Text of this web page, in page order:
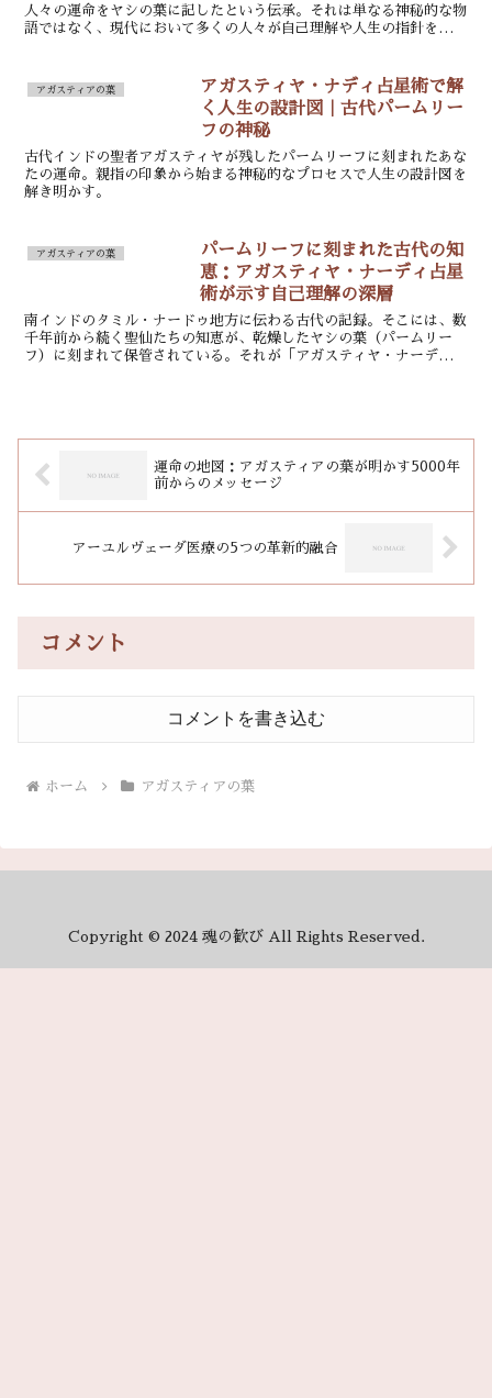
人々の運命をヤシの葉に記したという伝承。それは単なる神秘的な物
語ではなく、現代において多くの人々が自己理解や人生の指針を求め
アガスティアの葉
アガスティヤ・ナディ占星術で解
く人生の設計図｜古代パームリー
フの神秘
古代インドの聖者アガスティヤが残したパームリーフに刻まれたあな
たの運命。親指の印象から始まる神秘的なプロセスで人生の設計図を
解き明かす。
アガスティアの葉
パームリーフに刻まれた古代の知
恵：アガスティヤ・ナーディ占星
術が示す自己理解の深層
南インドのタミル・ナードゥ地方に伝わる古代の記録。そこには、数
千年前から続く聖仙たちの知恵が、乾燥したヤシの葉（パームリー
フ）に刻まれて保管されている。それが「アガスティヤ・ナーディ占
運命の地図：アガスティアの葉が明かす5000年
前からのメッセージ
アーユルヴェーダ医療の5つの革新的融合
コメント
コメントを書き込む
ホーム アガスティアの葉
Copyright © 2024 魂の歓び All Rights Reserved.